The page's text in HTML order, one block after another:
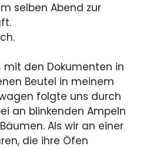
selben Abend zur
mit den Dokumenten in
Beutel in meinem
folgte uns durch
an blinkenden Ampeln
Als wir an einer
die ihre Öfen